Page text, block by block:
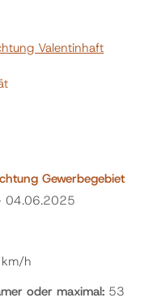
Valentinhaft
Gewerbegebiet
04.06.2025
h
oder maximal: 53